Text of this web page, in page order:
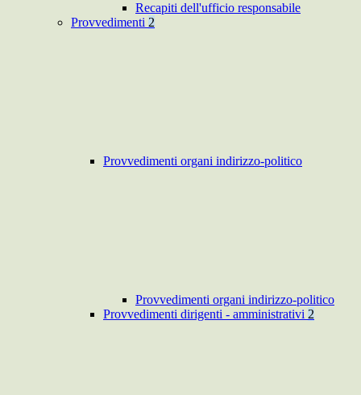
Recapiti dell'ufficio responsabile
Provvedimenti 2
Provvedimenti organi indirizzo-politico
Provvedimenti organi indirizzo-politico
Provvedimenti dirigenti - amministrativi 2